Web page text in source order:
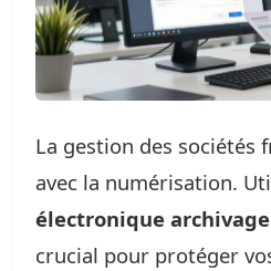
La gestion des sociétés
avec la numérisation.
électronique
crucial pour protéger